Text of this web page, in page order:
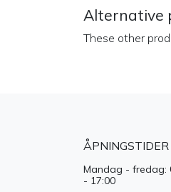
Alternative
These other
ÅPNINGSTIDER
Mandag - fredag:
- 17:00